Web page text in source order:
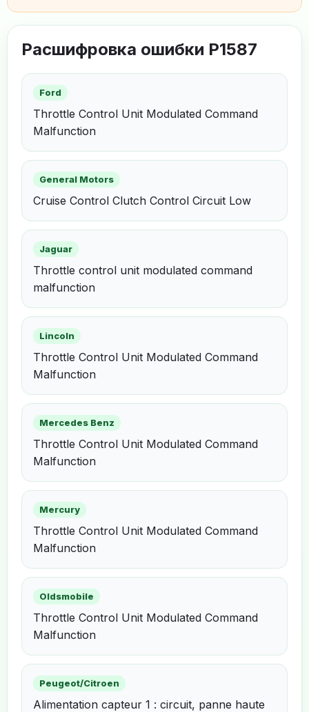
Расшифровка ошибки P1587
Ford
Throttle Control Unit Modulated Command
Malfunction
General Motors
Cruise Control Clutch Control Circuit Low
Jaguar
Throttle control unit modulated command
malfunction
Lincoln
Throttle Control Unit Modulated Command
Malfunction
Mercedes Benz
Throttle Control Unit Modulated Command
Malfunction
Mercury
Throttle Control Unit Modulated Command
Malfunction
Oldsmobile
Throttle Control Unit Modulated Command
Malfunction
Peugeot/Citroen
Alimentation capteur 1 : circuit, panne haute